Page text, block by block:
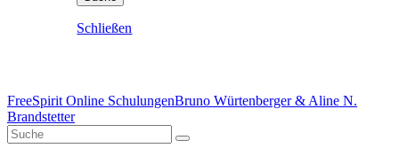
Schließen
FreeSpirit Online SchulungenBruno Würtenberger & Aline N.
Brandstetter